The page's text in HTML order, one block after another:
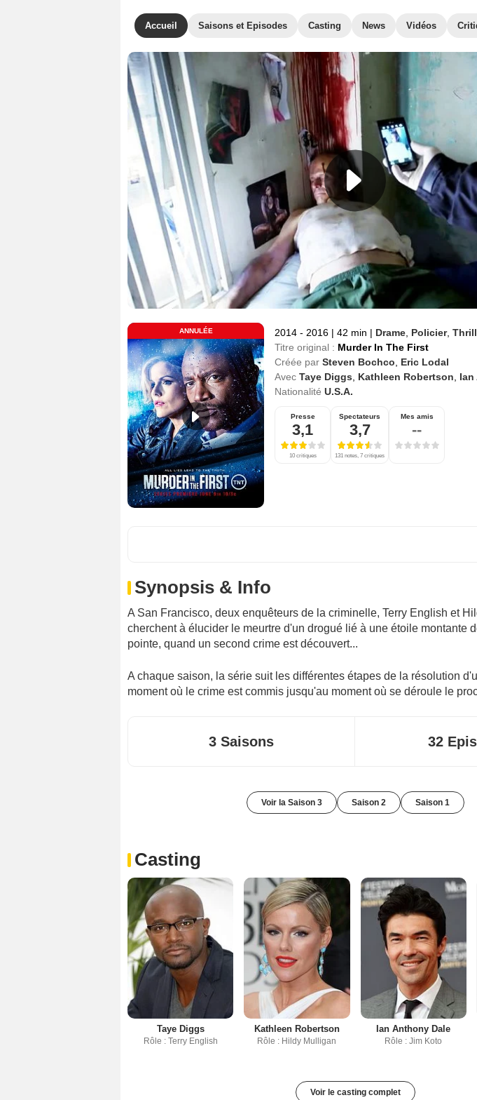
Accueil Saisons et Episodes Casting News Vidéos
ANNULÉE 2014 - 2016 | 42 min | Drame Policier,
Titre original : Murder In The First
Créée par Steven Bochco
Eric Lodal
Avec Taye Diggs Kathleen Robertson
Ian
Nationalité U.S.A.
Presse
3,1
10 critiques
Spectateurs
3,7
131 notes, 7 critiques
Mes amis
--
Synopsis & Info
A San Francisco, deux enquêteurs de la criminelle, Terry English et
cherchent à élucider le meurtre d'un drogué lié à une étoile montante
pointe, quand un second crime est découvert...
A chaque saison, la série suit les différentes étapes de la résolution
moment où le crime est commis jusqu'au moment où se déroule le
3 Saisons 32
Voir la Saison 3 Saison 2 Saison 1
Casting
Taye Diggs
Rôle : Terry English
Kathleen Robertson
Rôle : Hildy Mulligan
Ian Anthony Dale
Rôle : Jim Koto
Voir le casting complet